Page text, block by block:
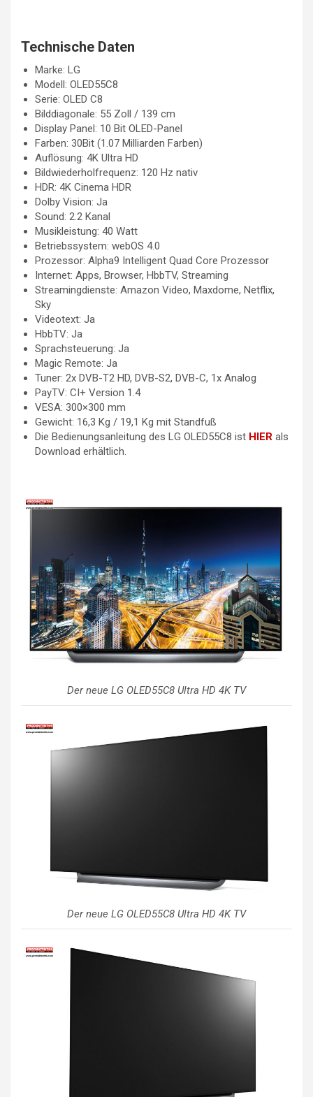
Technische Daten
Marke: LG
Modell: OLED55C8
Serie: OLED C8
Bilddiagonale: 55 Zoll / 139 cm
Display Panel: 10 Bit OLED-Panel
Farben: 30Bit (1.07 Milliarden Farben)
Auflösung: 4K Ultra HD
Bildwiederholfrequenz: 120 Hz nativ
HDR: 4K Cinema HDR
Dolby Vision: Ja
Sound: 2.2 Kanal
Musikleistung: 40 Watt
Betriebssystem: webOS 4.0
Prozessor: Alpha9 Intelligent Quad Core Prozessor
Internet: Apps, Browser, HbbTV, Streaming
Streamingdienste: Amazon Video, Maxdome, Netflix,
Sky
Videotext: Ja
HbbTV: Ja
Sprachsteuerung: Ja
Magic Remote: Ja
Tuner: 2x DVB-T2 HD, DVB-S2, DVB-C, 1x Analog
PayTV: CI+ Version 1.4
VESA: 300×300 mm
Gewicht: 16,3 Kg / 19,1 Kg mit Standfuß
Die Bedienungsanleitung des LG OLED55C8 ist HIER als
Download erhältlich.
Der neue LG OLED55C8 Ultra HD 4K TV
Der neue LG OLED55C8 Ultra HD 4K TV